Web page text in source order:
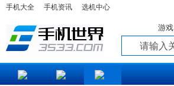
手机大全 手机资讯 选机中心
游戏